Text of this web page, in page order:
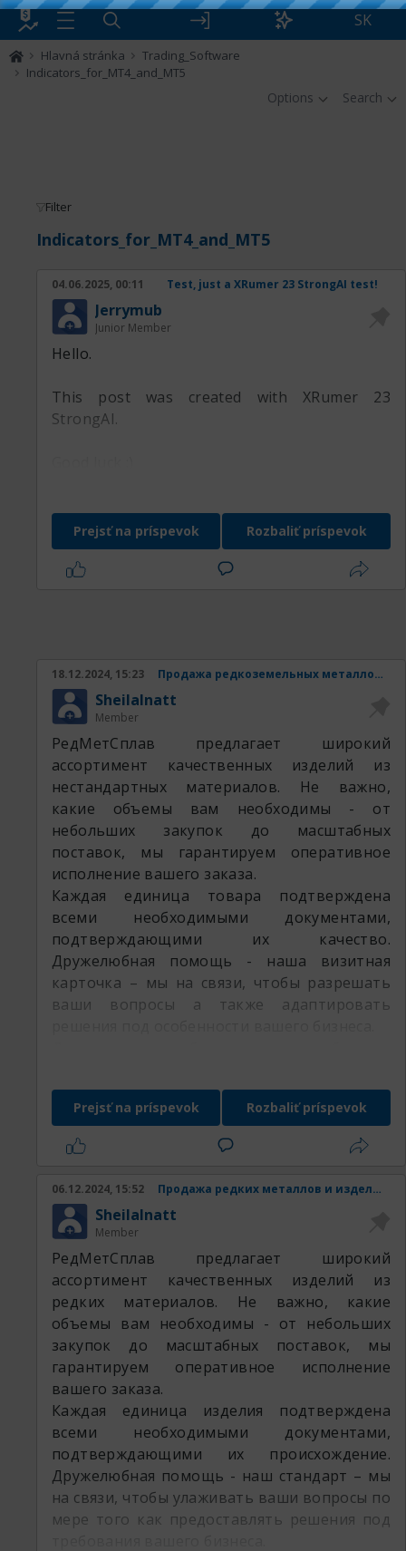
SK
Hlavná stránka
Trading_Software
Indicators_for_MT4_and_MT5
Options Search
Filter
Indicators_for_MT4_and_MT5
04.06.2025, 00:11 Test, just a XRumer 23 StrongAI test!
Jerrymub
Junior Member
Hello.
This post was created with XRumer 23
StrongAI.
Prejsť na príspevok Rozbaliť príspevok
18.12.2024, 15:23 Продажа редкоземельных металлов и изделий из них.
SheilaInatt
Member
РедМетСплав предлагает широкий
ассортимент качественных изделий из
нестандартных материалов. Не важно,
какие объемы вам необходимы - от
небольших закупок до масштабных
поставок, мы гарантируем оперативное
исполнение вашего заказа.
Каждая единица товара подтверждена
всеми необходимыми документами,
подтверждающими их качество.
Дружелюбная помощь - наша визитная
карточка – мы на связи, чтобы разрешать
ваши вопросы а также адаптировать
в широком спектре предлагаемых
возможностей
оставляемая продукция:
Prejsť na príspevok Rozbaliť príspevok
06.12.2024, 15:52 Продажа редких металлов и изделий из них.
SheilaInatt
Member
РедМетСплав предлагает широкий
ассортимент качественных изделий из
редких материалов. Не важно, какие
объемы вам необходимы - от небольших
закупок до масштабных поставок, мы
гарантируем оперативное исполнение
вашего заказа.
Каждая единица изделия подтверждена
всеми необходимыми документами,
подтверждающими их происхождение.
Дружелюбная помощь - наш стандарт – мы
на связи, чтобы улаживать ваши вопросы по
мере того как предоставлять решения под